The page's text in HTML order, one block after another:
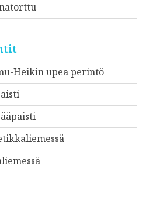
Heikin upea perintö